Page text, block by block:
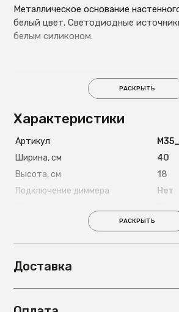
Металлическое основание
белый цвет. Светодиодные
белым силиконом.
РАСКРЫТЬ
Характеристики
Артикул
Ширина, см
40
Высота, см
18
Подключение диммера
Нет
Глубина, см
Вес, кг
0,9
Диаметр, см
РАСКРЫТЬ
Доставка